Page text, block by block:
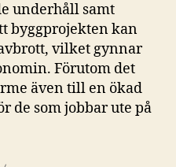
underhåll samt
byggprojekten kan
vilket gynnar
Förutom det
även till en ökad
de som jobbar ute på